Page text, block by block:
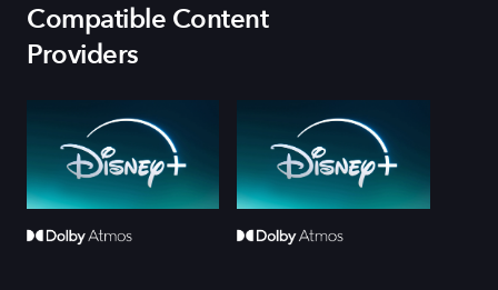
Compatible Content
Providers